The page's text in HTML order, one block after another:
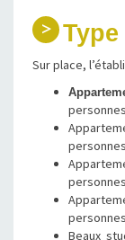
Sur place,
personnes
personnes
personnes
personnes
Beaux